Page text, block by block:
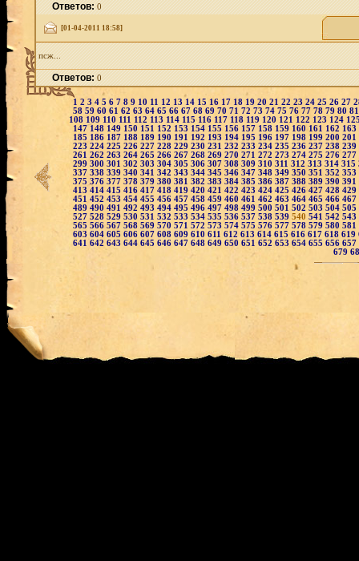
Ответов:0
[01-04-2011 18:58]
псж...
Ответов:0
1 2 3 4 5 6 7 8 9 10 11 12 13 14 15 16 17 1819 20 21 22 23 24 25 26 27
58 59 60 61 62 63 64 65 66 67 68 69 70 71 72 73 74 75 76 77 78 79 80
108 109 110 111 112 113 114 115116 117 118 119 120 121 122 123 124
147 148 149 150 151 152 153 154 155 156 157 158 159 160 161 162 163
185 186 187 188 189 190 191 192 193 194 195 196 197 198 199 200 201
223 224 225 226 227 228 229 230 231 232 233 234 235 236 237 238 239
261 262 263 264 265 266 267 268 269 270 271 272 273 274 275 276 277
299 300 301 302 303 304 305 306 307 308 309 310 311 312 313 314 315
337 338 339 340 341 342 343 344 345 346 347 348 349 350 351 352 353
375 376 377 378 379 380 381 382 383 384 385 386 387 388 389 390 391
413 414 415 416 417 418 419 420 421 422 423 424 425 426 427 428 429
451 452 453 454 455 456 457 458 459 460 461 462 463 464 465 466 467
489 490 491 492 493 494 495 496 497 498 499 500 501 502 503 504 505
527 528 529 530 531 532 533 534 535 536 537 538 539 540 541 542 543
565 566 567 568 569 570 571 572 573 574 575 576 577 578 579 580 581
603 604 605 606 607 608 609 610 611 612 613 614 615 616 617 618 619
641 642 643 644 645 646 647 648 649 650 651 652 653 654 655 656 657
679